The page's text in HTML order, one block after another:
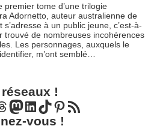
premier tome d’une trilogie
Adornetto, auteur australienne de
à un public jeune, c’est-à-
trouvé de nombreuses incohérences
Les personnages, auxquels le
m’ont semblé…
!
Mastodon LinkedIn TikTok Pinterest Flux RSS
vous !